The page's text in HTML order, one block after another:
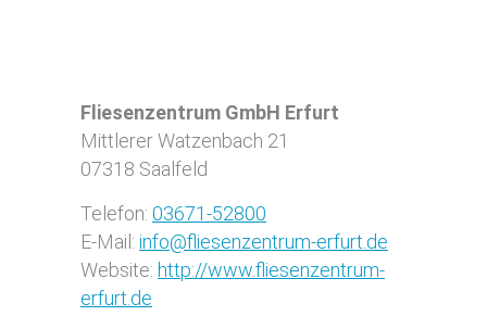
Fliesenzentrum GmbH Erfurt
Mittlerer Watzenbach 21
07318 Saalfeld
Telefon: 03671-52800
E-Mail: info@fliesenzentrum-erfurt.de
Website: http://www.fliesenzentrum-
erfurt.de